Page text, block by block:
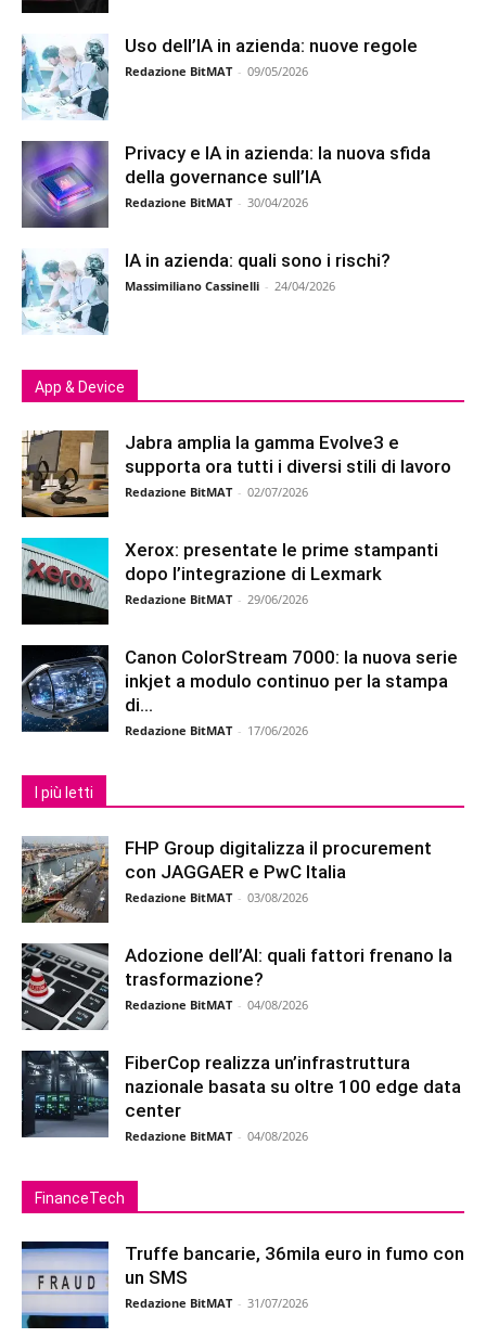
Uso dell’IA in azienda: nuove regole
Redazione BitMAT - 09/05/2026
Privacy e IA in azienda: la nuova sfida
della governance sull’IA
Redazione BitMAT - 30/04/2026
IA in azienda: quali sono i rischi?
Massimiliano Cassinelli - 24/04/2026
App & Device
Jabra amplia la gamma Evolve3 e
supporta ora tutti i diversi stili di lavoro
Redazione BitMAT - 02/07/2026
Xerox: presentate le prime stampanti
dopo l’integrazione di Lexmark
Redazione BitMAT - 29/06/2026
Canon ColorStream 7000: la nuova serie
inkjet a modulo continuo per la stampa
di...
Redazione BitMAT - 17/06/2026
I più letti
FHP Group digitalizza il procurement
con JAGGAER e PwC Italia
Redazione BitMAT - 03/08/2026
Adozione dell’AI: quali fattori frenano la
trasformazione?
Redazione BitMAT - 04/08/2026
FiberCop realizza un’infrastruttura
nazionale basata su oltre 100 edge data
center
Redazione BitMAT - 04/08/2026
FinanceTech
Truffe bancarie, 36mila euro in fumo con
un SMS
Redazione BitMAT - 31/07/2026